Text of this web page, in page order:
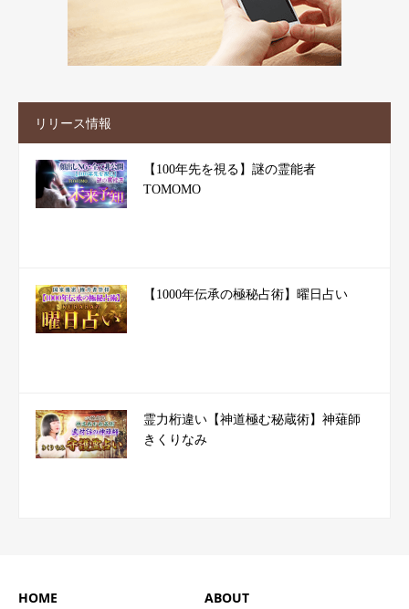
リリース情報
【100年先を視る】謎の霊能者
TOMOMO
【1000年伝承の極秘占術】曜日占い
霊力桁違い【神道極む秘蔵術】神薙師
きくりなみ
HOME ABOUT